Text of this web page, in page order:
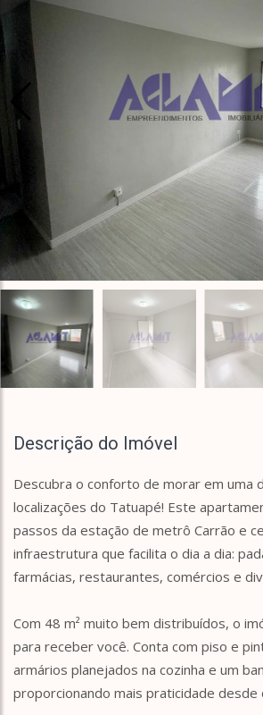
Descrição do Imóvel
Descubra o conforto de morar em uma
localizações do Tatuapé! Este
passos da estação de metrô Carrão e
infraestrutura que facilita o dia a dia:
farmácias, restaurantes, comércios e
Com 48 m² muito bem distribuídos, o
para receber você. Conta com piso e
armários planejados na cozinha e um
proporcionando mais praticidade desde